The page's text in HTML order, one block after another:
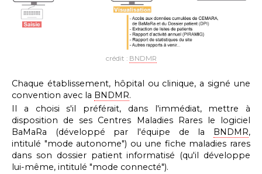
crédit : BNDMR
Chaque établissement, hôpital ou clinique, a signé une
convention avec la BNDMR.
Il a choisi s'il préférait, dans l'immédiat, mettre à
disposition de ses Centres Maladies Rares le logiciel
BaMaRa (développé par l'équipe de la BNDMR,
intitulé "mode autonome") ou une fiche maladies rares
dans son dossier patient informatisé (qu'il développe
lui-même, intitulé "mode connecté").